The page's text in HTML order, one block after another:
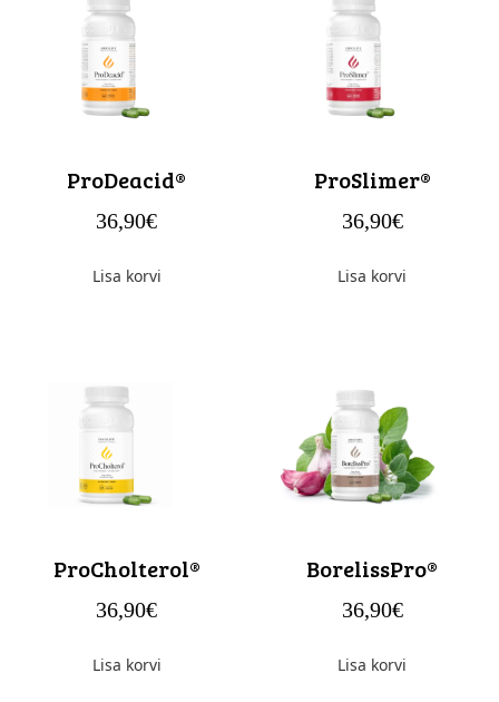
ProDeacid®
€
36,90
Lisa korvi
ProSlimer®
€
36,90
Lisa korvi
ProCholterol®
€
36,90
Lisa korvi
BorelissPro®
€
36,90
Lisa korvi